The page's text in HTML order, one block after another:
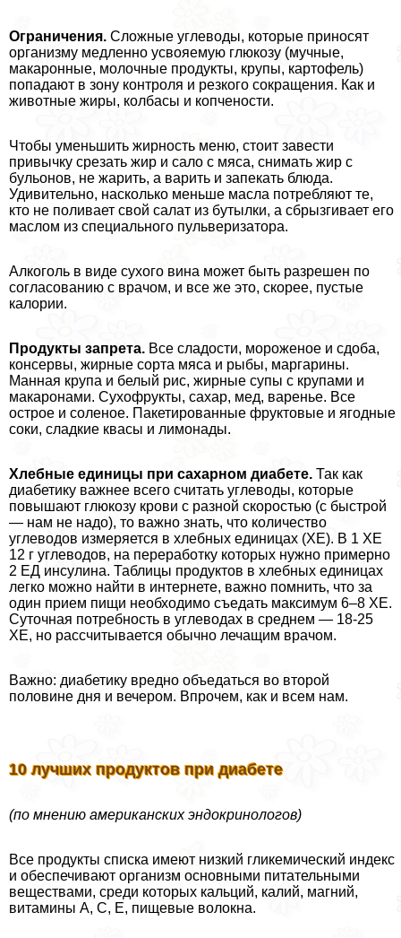
Ограничения. Сложные углеводы, которые приносят
организму медленно усвояемую глюкозу (мучные,
макаронные, молочные продукты, крупы, картофель)
попадают в зону контроля и резкого сокращения. Как и
животные жиры, колбасы и копчености.
Чтобы уменьшить жирность меню, стоит завести
привычку срезать жир и сало с мяса, снимать жир с
бульонов, не жарить, а варить и запекать блюда.
Удивительно, насколько меньше масла потрeбляют те,
кто не поливает свой салат из бутылки, а сбрызгивает его
маслом из специального пульверизатора.
Алкоголь в виде сухого вина может быть разрешен по
согласованию с врачом, и все же это, скорее, пустые
калории.
Продукты запрета. Все сладости, мороженое и сдоба,
консервы, жирные сорта мяса и рыбы, маргарины.
Манная крупа и белый рис, жирные супы с крупами и
макаронами. Сухофрукты, сахар, мед, варенье. Все
острое и соленое. Пакетированные фруктовые и ягодные
соки, сладкие квасы и лимонады.
Хлебные единицы при сахарном диабете. Так как
диабетику важнее всего считать углеводы, которые
повышают глюкозу крови с разной скоростью (с быстрой
— нам не надо), то важно знать, что количество
углеводов измеряется в хлебных единицах (ХЕ). В 1 ХЕ
12 г углеводов, на переработку которых нужно примерно
2 ЕД инсулина. Таблицы продуктов в хлебных единицах
легко можно найти в интернете, важно помнить, что за
один прием пищи необходимо съедать максимум 6–8 ХЕ.
Суточная потребность в углеводах в среднем — 18-25
ХЕ, но рассчитывается обычно лечащим врачом.
Важно: диабетику вредно объедаться во второй
половине дня и вечером. Впрочем, как и всем нам.
10 лучших продуктов при диабете
(по мнению американских эндокринологов)
Все продукты списка имеют низкий гликемический индекс
и обеспечивают организм основными питательными
веществами, среди которых кальций, калий, магний,
витамины А, С, Е, пищевые волокна.